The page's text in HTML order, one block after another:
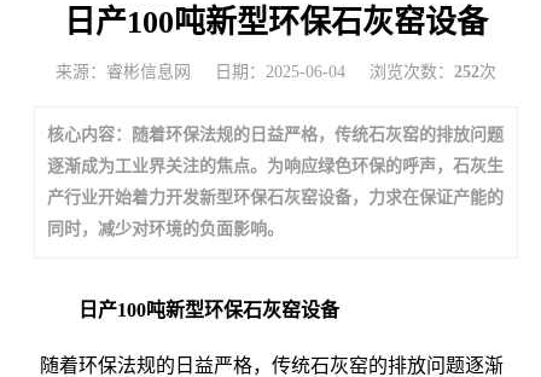
日产100吨新型环保石灰窑设备
来源：睿彬信息网 日期：2025-06-04 浏览次数： 252次
核心内容：随着环保法规的日益严格，传统石灰窑的排放问题
逐渐成为工业界关注的焦点。为响应绿色环保的呼声，石灰生
产行业开始着力开发新型环保石灰窑设备，力求在保证产能的
同时，减少对环境的负面影响。
日产100吨新型环保石灰窑设备
随着环保法规的日益严格，传统石灰窑的排放问题逐渐